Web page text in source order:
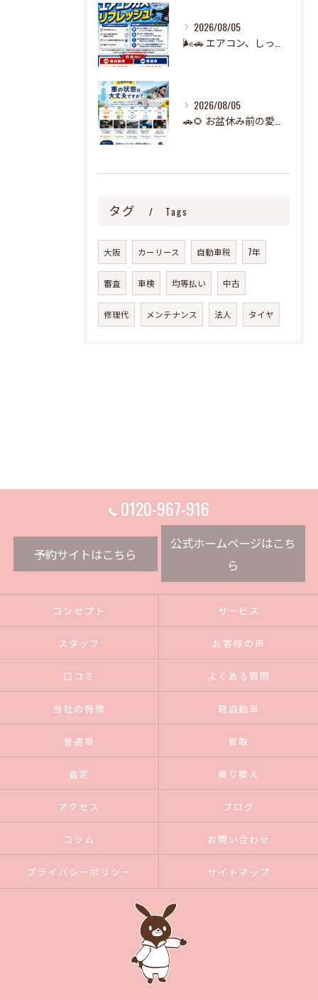
2026/08/05
2026/08/05
タグ Tags
大阪 カーリース 自動車税 7年
審査 車検 均等払い 中古
修理代 メンテナンス 法人 タイヤ
0120-967-916
予約サイトはこちら
公式ホームページはこち
ら
コンセプト サービス
スタッフ お客様の声
口コミ よくある質問
当社の特徴 軽自動車
普通車 買取
査定 乗り換え
アクセス ブログ
コラム お問い合わせ
プライバシーポリシー サイトマップ